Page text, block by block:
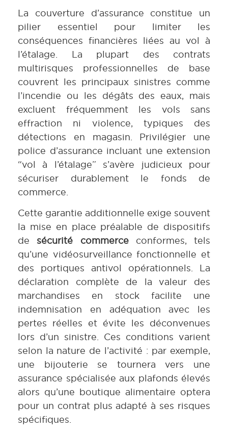
La couverture d’assurance constitue un
pilier essentiel pour limiter les
conséquences financières liées au vol à
l’étalage. La plupart des contrats
multirisques professionnelles de base
couvrent les principaux sinistres comme
l’incendie ou les dégâts des eaux, mais
excluent fréquemment les vols sans
effraction ni violence, typiques des
détections en magasin. Privilégier une
police d’assurance incluant une extension
“vol à l’étalage” s’avère judicieux pour
sécuriser durablement le fonds de
commerce.
Cette garantie additionnelle exige souvent
la mise en place préalable de dispositifs
desécurité commerceconformes, tels
qu’une vidéosurveillance fonctionnelle et
des portiques antivol opérationnels. La
déclaration complète de la valeur des
marchandises en stock facilite une
indemnisation en adéquation avec les
pertes réelles et évite les déconvenues
lors d’un sinistre. Ces conditions varient
selon la nature de l’activité : par exemple,
une bijouterie se tournera vers une
assurance spécialisée aux plafonds élevés
alors qu’une boutique alimentaire optera
pour un contrat plus adapté à ses risques
spécifiques.